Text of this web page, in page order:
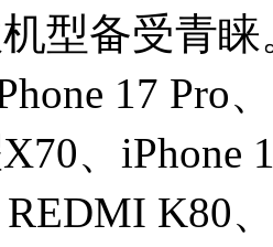
型备受青
17 Pro
、iPhone
REDMI K80